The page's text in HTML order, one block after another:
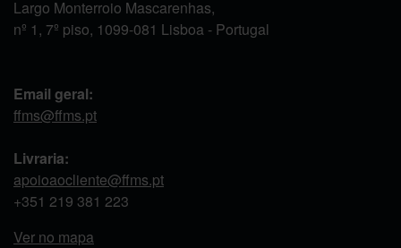
Largo Monterroio Mascarenhas,
nº 1, 7º piso, 1099-081 Lisboa - Portugal
Email geral:
ffms@ffms.pt
Livraria:
apoioaocliente@ffms.pt
+351 219 381 223
Ver no mapa